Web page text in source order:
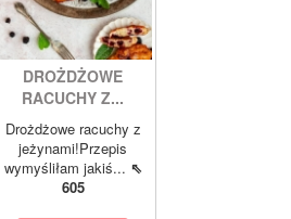
DROŻDŻOWE
RACUCHY Z...
Drożdżowe racuchy z
jeżynami!Przepis
wymyśliłam jakiś... ⇖
605